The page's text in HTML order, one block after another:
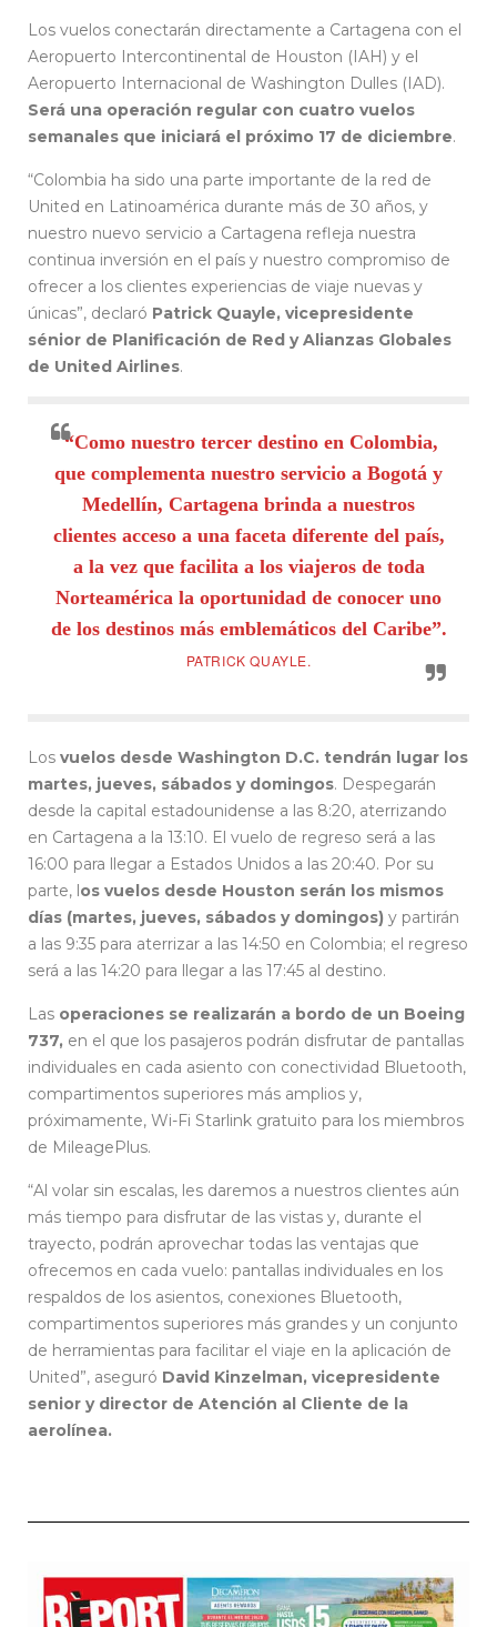
Los vuelos conectarán directamente a Cartagena con el
Aeropuerto Intercontinental de Houston (IAH) y el
Aeropuerto Internacional de Washington Dulles (IAD).
Será una operación regular con cuatro vuelos
semanales que iniciará el próximo 17 de diciembre.
“Colombia ha sido una parte importante de la red de
United en Latinoamérica durante más de 30 años, y
nuestro nuevo servicio a Cartagena refleja nuestra
continua inversión en el país y nuestro compromiso de
ofrecer a los clientes experiencias de viaje nuevas y
únicas”, declaró Patrick Quayle, vicepresidente
sénior de Planificación de Red y Alianzas Globales
de United Airlines.
“Como nuestro tercer destino en Colombia,
que complementa nuestro servicio a Bogotá y
Medellín, Cartagena brinda a nuestros
clientes acceso a una faceta diferente del país,
a la vez que facilita a los viajeros de toda
Norteamérica la oportunidad de conocer uno
de los destinos más emblemáticos del Caribe”.
PATRICK QUAYLE.
Los vuelos desde Washington D.C. tendrán lugar los
martes, jueves, sábados y domingos. Despegarán
desde la capital estadounidense a las 8:20, aterrizando
en Cartagena a la 13:10. El vuelo de regreso será a las
16:00 para llegar a Estados Unidos a las 20:40. Por su
parte, los vuelos desde Houston serán los mismos
días (martes, jueves, sábados y domingos) y partirán
a las 9:35 para aterrizar a las 14:50 en Colombia; el regreso
será a las 14:20 para llegar a las 17:45 al destino.
Las operaciones se realizarán a bordo de un Boeing
737, en el que los pasajeros podrán disfrutar de pantallas
individuales en cada asiento con conectividad Bluetooth,
compartimentos superiores más amplios y,
próximamente, Wi-Fi Starlink gratuito para los miembros
de MileagePlus.
“Al volar sin escalas, les daremos a nuestros clientes aún
más tiempo para disfrutar de las vistas y, durante el
trayecto, podrán aprovechar todas las ventajas que
ofrecemos en cada vuelo: pantallas individuales en los
respaldos de los asientos, conexiones Bluetooth,
compartimentos superiores más grandes y un conjunto
de herramientas para facilitar el viaje en la aplicación de
United”, aseguró David Kinzelman, vicepresidente
senior y director de Atención al Cliente de la
aerolínea.